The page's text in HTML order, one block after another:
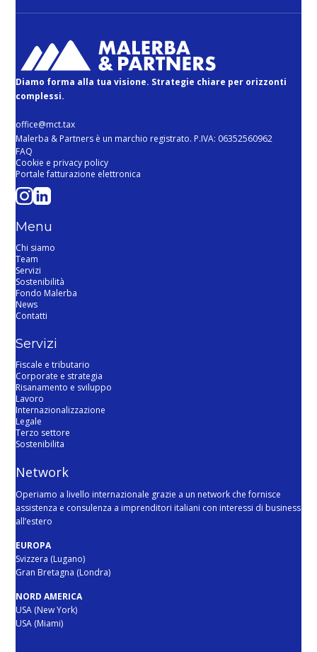
Diamo forma alla tua visione. Strategie chiare per orizzonti
complessi.
office@mct.tax
Malerba & Partners è un marchio registrato. P.IVA: 06352560962
FAQ
Cookie e privacy policy
Portale fatturazione elettronica
Menu
Chi siamo
Team
Servizi
Sostenibilità
Fondo Malerba
News
Contatti
Servizi
Fiscale e tributario
Corporate e strategia
Risanamento e sviluppo
Lavoro
Internazionalizzazione
Legale
Terzo settore
Sostenibilita
Network
Operiamo a livello internazionale grazie a un network che fornisce
assistenza e consulenza a imprenditori italiani con interessi di business
all’estero
EUROPA
Svizzera (Lugano)
Gran Bretagna (Londra)
NORD AMERICA
USA (New York)
USA (Miami)